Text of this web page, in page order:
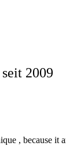
2009
, because